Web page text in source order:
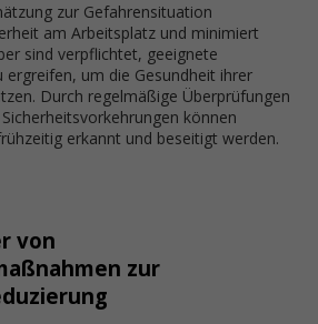
zur Gefahrensituation
am Arbeitsplatz und minimiert
sind verpflichtet, geeignete
ergreifen, um die Gesundheit ihrer
Durch regelmäßige Überprüfungen
können
erkannt und beseitigt werden.
von
zur